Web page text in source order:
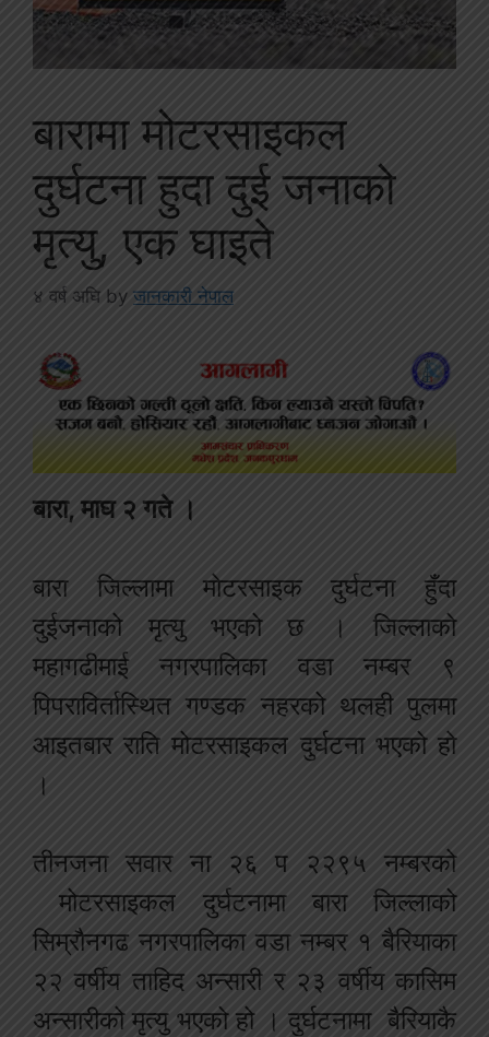
बारामा मोटरसाइकल
दुर्घटना हुदा दुई जनाको
मृत्यु, एक घाइते
४ वर्ष अघि by जानकारी नेपाल
बारा, माघ २ गते ।
बारा जिल्लामा मोटरसाइक दुर्घटना हुँदा
दुईजनाको मृत्यु भएको छ । जिल्लाको
महागढीमाई नगरपालिका वडा नम्बर ९
पिपराविर्तास्थित गण्डक नहरको थलही पुलमा
आइतबार राति मोटरसाइकल दुर्घटना भएको हो
।
तीनजना सवार ना २६ प २२९५ नम्बरको
मोटरसाइकल दुर्घटनामा बारा जिल्लाको
सिम्रौनगढ नगरपालिका वडा नम्बर १ बैरियाका
२२ वर्षीय ताहिद अन्सारी र २३ वर्षीय कासिम
अन्सारीको मृत्यु भएको हो । दुर्घटनामा बैरियाकै